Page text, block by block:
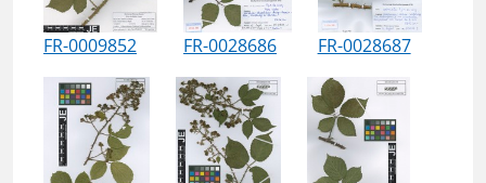
FR-0009852 FR-0028686 FR-0028687